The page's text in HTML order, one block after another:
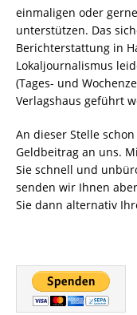
einmaligen oder
unterstützen. Das
Berichterstattung in
Lokaljournalismus
(Tages- und
Verlagshaus geführt
An dieser Stelle
Geldbeitrag an uns.
Sie schnell und
senden wir Ihnen
Sie dann alternativ